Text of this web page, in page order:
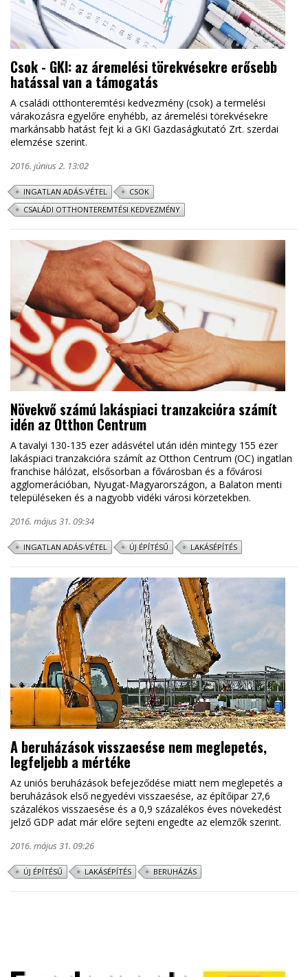
Csok - GKI: az áremelési törekvésekre erősebb
hatással van a támogatás
A családi otthonteremtési kedvezmény (csok) a termelési
várakozásra egyelőre enyhébb, az áremelési törekvésekre
markánsabb hatást fejt ki a GKI Gazdaságkutató Zrt. szerdai
elemzése szerint.
2016. június 2. 13:02
INGATLAN ADÁS-VÉTEL
CSOK
CSALÁDI OTTHONTEREMTÉSI KEDVEZMÉNY
Növekvő számú lakáspiaci tranzakcióra számít
idén az Otthon Centrum
A tavalyi 130-135 ezer adásvétel után idén mintegy 155 ezer
lakáspiaci tranzakcióra számít az Otthon Centrum (OC) ingatlan
franchise hálózat, elsősorban a fővárosban és a fővárosi
agglomerációban, Nyugat-Magyarországon, a Balaton menti
településeken és a nagyobb vidéki városi körzetekben.
2016. május 31. 09:34
INGATLAN ADÁS-VÉTEL ÚJ ÉPÍTÉSŰ LAKÁSÉPÍTÉS
A beruházások visszaesése nem meglepetés,
legfeljebb a mértéke
Az uniós beruházások befejeződése miatt nem meglepetés a
beruházások első negyedévi visszaesése, az építőipar 27,6
százalékos visszaesése és a 0,9 százalékos éves növekedést
jelző GDP adat már előre sejteni engedte az elemzők szerint.
2016. május 31. 09:26
ÚJ ÉPÍTÉSŰ LAKÁSÉPÍTÉS BERUHÁZÁS